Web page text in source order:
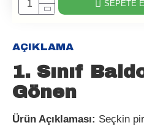
SEPETE
AÇIKLAMA
1. Sınıf
Gönen
Ürün Açıklaması: Seçkin